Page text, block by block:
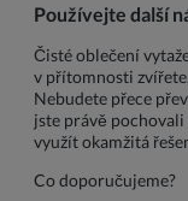
Používejte další
Čisté oblečení
v přítomnosti
Nebudete přece
jste právě
využít okamžitá
Co doporučujeme?